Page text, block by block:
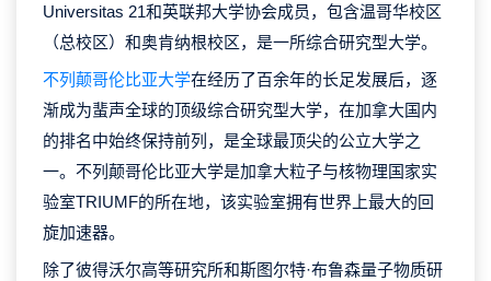
Universitas 21和英联邦大学协会成员，包含温哥华校区
（总校区）和奥肯纳根校区，是一所综合研究型大学。
不列颠哥伦比亚大学在经历了百余年的长足发展后，逐
渐成为蜚声全球的顶级综合研究型大学，在加拿大国内
的排名中始终保持前列，是全球最顶尖的公立大学之
一。不列颠哥伦比亚大学是加拿大粒子与核物理国家实
验室TRIUMF的所在地，该实验室拥有世界上最大的回
旋加速器。
除了彼得沃尔高等研究所和斯图尔特·布鲁森量子物质研